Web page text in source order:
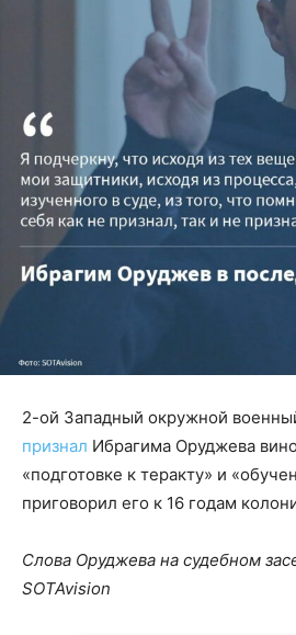
2-ой Западный окружной
признал Ибрагима Оруджева
«подготовке к теракту» и
приговорил его к 16 годам
Слова Оруджева на судебном
SOTAvision